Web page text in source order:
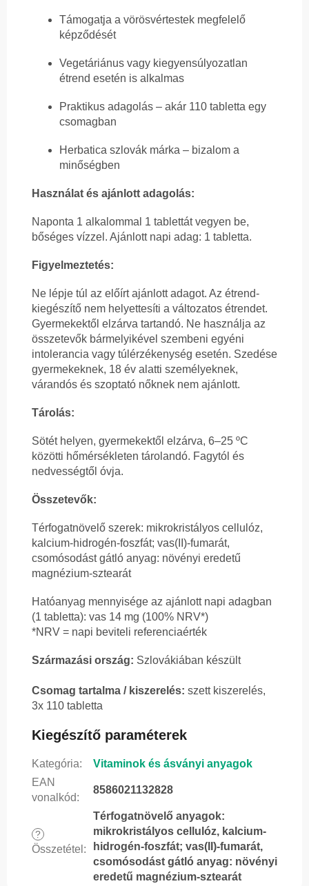
Támogatja a vörösvértestek megfelelő
képződését
Vegetáriánus vagy kiegyensúlyozatlan
étrend esetén is alkalmas
Praktikus adagolás – akár 110 tabletta egy
csomagban
Herbatica szlovák márka – bizalom a
minőségben
Használat és ajánlott adagolás:
Naponta 1 alkalommal 1 tablettát vegyen be,
bőséges vízzel. Ajánlott napi adag: 1 tabletta.
Figyelmeztetés:
Ne lépje túl az előírt ajánlott adagot. Az étrend-
kiegészítő nem helyettesíti a változatos étrendet.
Gyermekektől elzárva tartandó. Ne használja az
összetevők bármelyikével szembeni egyéni
intolerancia vagy túlérzékenység esetén. Szedése
gyermekeknek, 18 év alatti személyeknek,
várandós és szoptató nőknek nem ajánlott.
Tárolás:
Sötét helyen, gyermekektől elzárva, 6–25 ºC
közötti hőmérsékleten tárolandó. Fagytól és
nedvességtől óvja.
Összetevők:
Térfogatnövelő szerek: mikrokristályos cellulóz,
kalcium-hidrogén-foszfát; vas(II)-fumarát,
csomósodást gátló anyag: növényi eredetű
magnézium-sztearát
Hatóanyag mennyisége az ajánlott napi adagban
(1 tabletta): vas 14 mg (100% NRV*)
*NRV = napi beviteli referenciaérték
Származási ország: Szlovákiában készült
Csomag tartalma / kiszerelés: szett kiszerelés,
3x 110 tabletta
Kiegészítő paraméterek
Kategória:
Vitaminok és ásványi anyagok
EAN
vonalkód:
8586021132828
?
Összetétel :
Térfogatnövelő anyagok:
mikrokristályos cellulóz, kalcium-
hidrogén-foszfát; vas(II)-fumarát,
csomósodást gátló anyag: növényi
eredetű magnézium-sztearát